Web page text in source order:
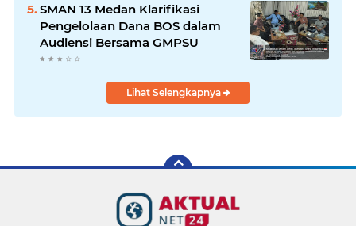
SMAN 13 Medan Klarifikasi
Pengelolaan Dana BOS dalam
Audiensi Bersama GMPSU
Lihat Selengkapnya